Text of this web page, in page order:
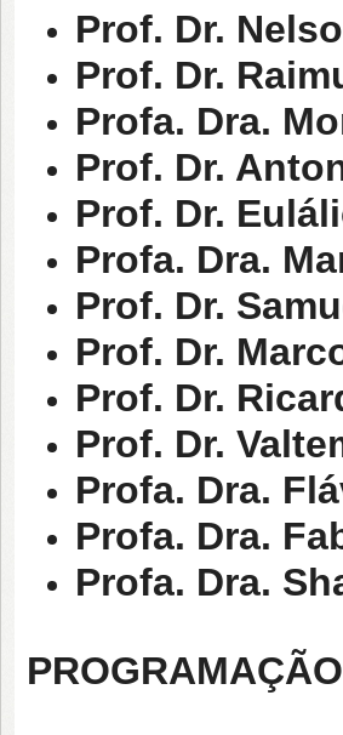
Prof. Dr.
Prof. Dr.
Profa. Dra.
Prof. Dr.
Prof. Dr.
Profa. Dra.
Prof. Dr.
Prof. Dr.
Prof. Dr.
Prof. Dr.
Profa. Dra.
Profa. Dra.
Profa. Dra.
PROGRAMAÇÃO